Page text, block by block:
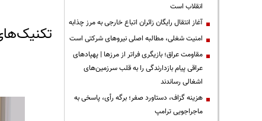
انقلاب است
آغاز انتقال رایگان زائران اتباع خارجی به مرز چذابه
‌امنیت شغلی، مطالبه اصلی نیروهای شرکتی است
مقاومت عراق؛ بازیگری فراتر از مرزها | پهپادهای
عراقی پیام بازدارندگی را به قلب سرزمین‌های
اشغالی رساندند
هزینه گزاف، دستاورد صفر؛ برگه رأی، پاسخی به
ماجراجویی ترامپ